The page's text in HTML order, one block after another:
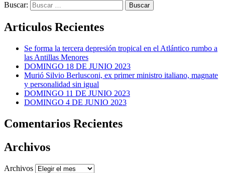
Buscar:
Articulos Recientes
Se forma la tercera depresión tropical en el Atlántico rumbo a
las Antillas Menores
DOMINGO 18 DE JUNIO 2023
Murió Silvio Berlusconi, ex primer ministro italiano, magnate
y personalidad sin igual
DOMINGO 11 DE JUNIO 2023
DOMINGO 4 DE JUNIO 2023
Comentarios Recientes
Archivos
Archivos